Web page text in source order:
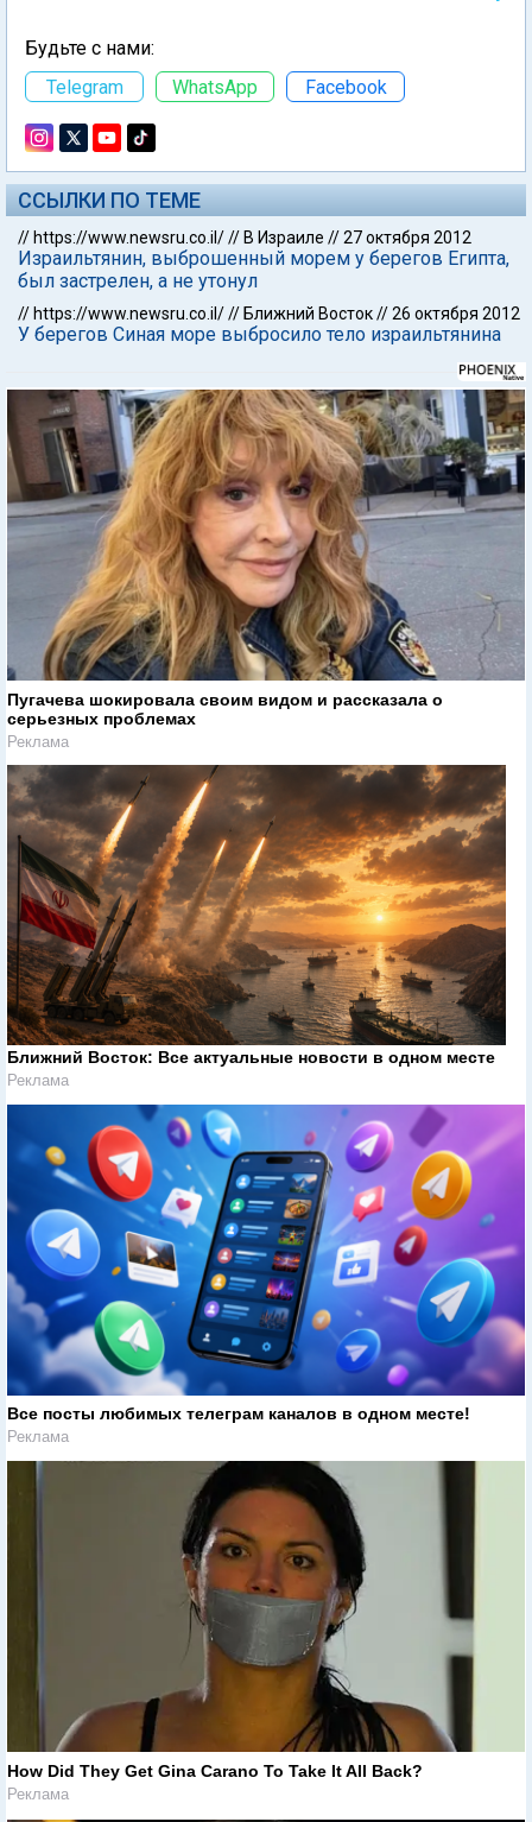
Будьте с нами:
Telegram
WhatsApp Facebook
ССЫЛКИ ПО ТЕМЕ
// https://www.newsru.co.il/// В Израиле //27 октября 2012
Израильтянин, выброшенный морем у берегов Египта,
был застрелен, а не утонул
// https://www.newsru.co.il/// Ближний Восток//26 октября 2012
У берегов Синая море выбросило тело израильтянина
Пугачева шокировала своим видом и рассказала о
серьезных проблемах
Реклама
Ближний Восток: Все актуальные новости в одном месте
Реклама
Все посты любимых телеграм каналов в одном месте!
Реклама
How Did They Get Gina Carano To Take It All Back?
Реклама